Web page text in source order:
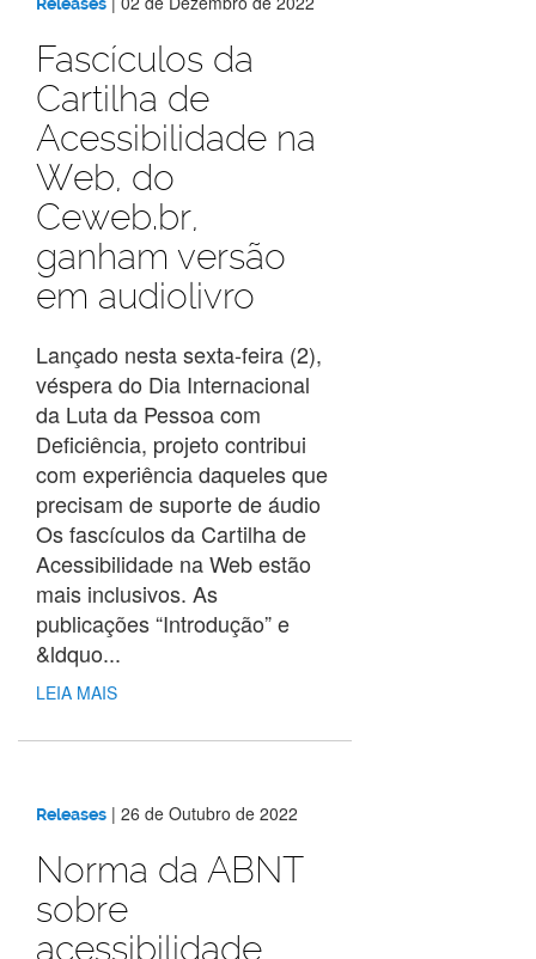
Fascículos da
Cartilha de
Acessibilidade na
Web, do
Ceweb.br,
ganham versão
em audiolivro
Lançado nesta sexta-feira (2),
véspera do Dia Internacional
da Luta da Pessoa com
Deficiência, projeto contribui
com experiência daqueles que
precisam de suporte de áudio
Os fascículos da Cartilha de
Acessibilidade na Web estão
mais inclusivos. As
publicações “Introdução” e
&ldquo...
LEIA MAIS
Releases | 26 de Outubro de 2022
Norma da ABNT
sobre
acessibilidade